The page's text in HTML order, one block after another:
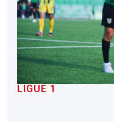
LIGUE 1